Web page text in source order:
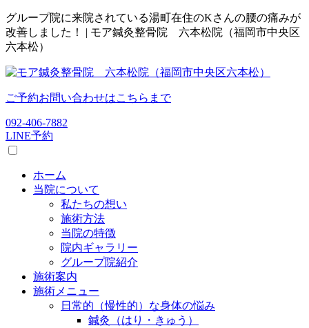
グループ院に来院されている湯町在住のKさんの腰の痛みが
改善しました！ | モア鍼灸整骨院 六本松院（福岡市中央区
六本松）
ご予約お問い合わせはこちらまで
092-406-7882
LINE予約
ホーム
当院について
私たちの想い
施術方法
当院の特徴
院内ギャラリー
グループ院紹介
施術案内
施術メニュー
日常的（慢性的）な身体の悩み
鍼灸（はり・きゅう）